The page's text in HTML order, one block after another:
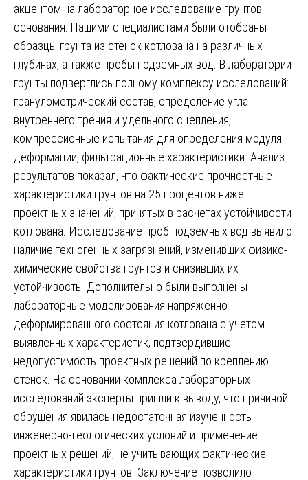
акцентом на лабораторное исследование грунтов
основания. Нашими специалистами были отобраны
образцы грунта из стенок котлована на различных
глубинах, а также пробы подземных вод. В лаборатории
грунты подверглись полному комплексу исследований:
гранулометрический состав, определение угла
внутреннего трения и удельного сцепления,
компрессионные испытания для определения модуля
деформации, фильтрационные характеристики. Анализ
результатов показал, что фактические прочностные
характеристики грунтов на 25 процентов ниже
проектных значений, принятых в расчетах устойчивости
котлована. Исследование проб подземных вод выявило
наличие техногенных загрязнений, изменивших физико-
химические свойства грунтов и снизивших их
устойчивость. Дополнительно были выполнены
лабораторные моделирования напряженно-
деформированного состояния котлована с учетом
выявленных характеристик, подтвердившие
недопустимость проектных решений по креплению
стенок. На основании комплекса лабораторных
исследований эксперты пришли к выводу, что причиной
обрушения явилась недостаточная изученность
инженерно-геологических условий и применение
проектных решений, не учитывающих фактические
характеристики грунтов. Заключение позволило